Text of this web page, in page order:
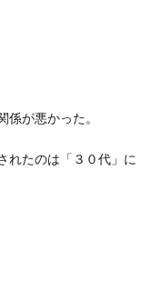
が悪かった。
れたのは「３０代」に